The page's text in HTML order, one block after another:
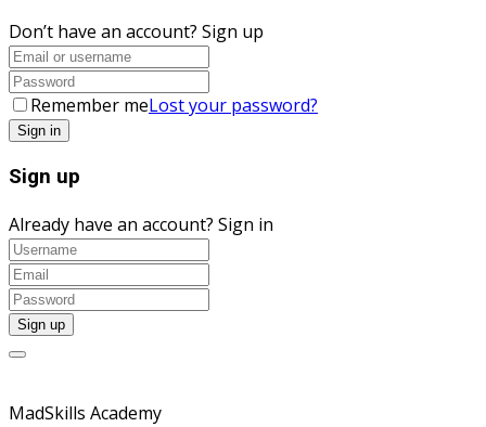
Don’t have an account? Sign up
Remember meLost your password?
Sign up
Already have an account? Sign in
MadSkills Academy